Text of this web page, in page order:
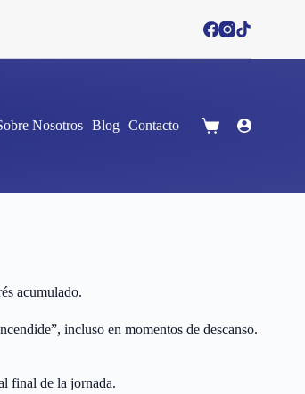
Nosotros Blog Contacto
Shopping
acumulado.
incluso en momentos de descanso.
final de la jornada.